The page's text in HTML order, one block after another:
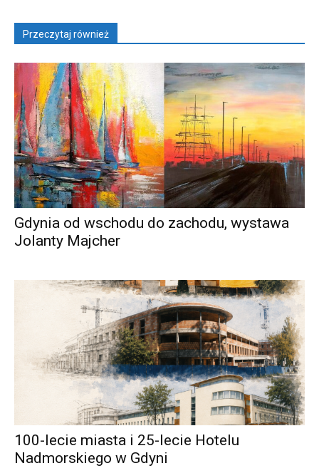
Przeczytaj również
Gdynia od wschodu do zachodu, wystawa
Jolanty Majcher
100-lecie miasta i 25-lecie Hotelu
Nadmorskiego w Gdyni